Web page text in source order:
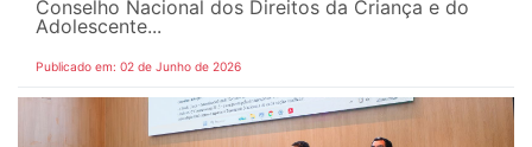
Conselho Nacional dos Direitos da Criança e do
Adolescente...
Publicado em: 02 de Junho de 2026